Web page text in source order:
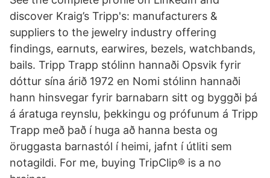
discover Kraig’s Tripp's: manufacturers &
suppliers to the jewelry industry offering
findings, earnuts, earwires, bezels, watchbands,
bails. Tripp Trapp stólinn hannaði Opsvik fyrir
dóttur sína árið 1972 en Nomi stólinn hannaði
hann hinsvegar fyrir barnabarn sitt og byggði þá
á áratuga reynslu, þekkingu og prófunum á Tripp
Trapp með það í huga að hanna besta og
öruggasta barnastól í heimi, jafnt í útliti sem
notagildi. For me, buying TripClip® is a no